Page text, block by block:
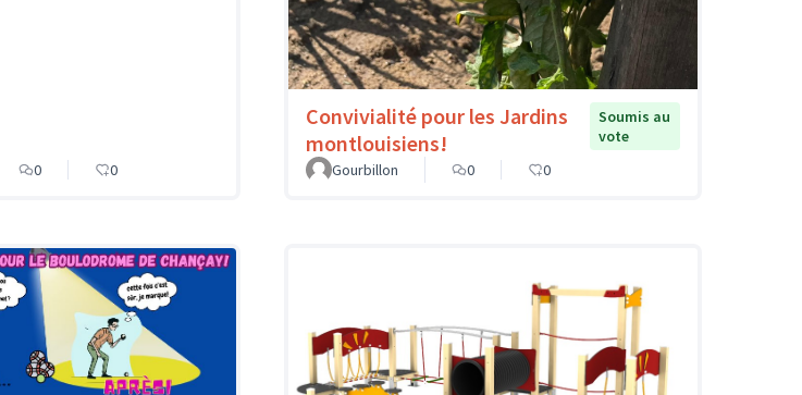
0 0
Convivialité pour les Jardins
montlouisiens!
Soumis au
vote
Gourbillon
0 0